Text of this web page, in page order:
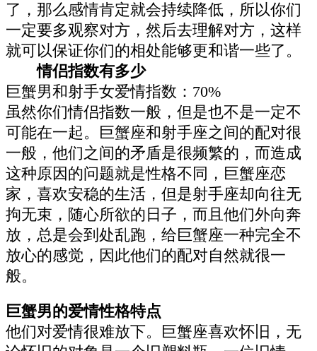
了，那么感情肯定就会持续降低，所以你们
一定要多观察对方，然后去理解对方，这样
就可以保证你们的相处能够更和谐一些了。
情侣指数有多少
巨蟹男和射手女爱情指数：70%
虽然你们情侣指数一般，但是也不是一定不
可能在一起。巨蟹座和射手座之间的配对很
一般，他们之间的矛盾是很频繁的，而造成
这种原因的问题就是性格不同，巨蟹座恋
家，喜欢安稳的生活，但是射手座却向往无
拘无束，随心所欲的日子，而且他们外向奔
放，总是会到处乱跑，给巨蟹座一种完全不
放心的感觉，因此他们的配对自然就很一
般。
巨蟹男的爱情性格特点
他们对爱情很难放下。巨蟹座喜欢怀旧，无